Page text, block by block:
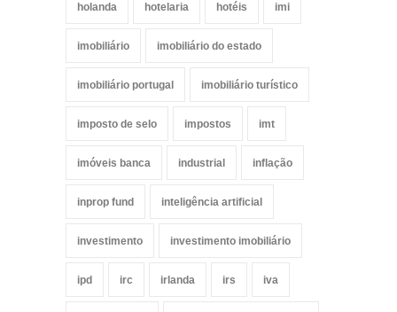
holanda hotelaria hotéis imi
imobiliário imobiliário do estado
imobiliário portugal imobiliário turístico
imposto de selo impostos imt
imóveis banca industrial inflação
inprop fund inteligência artificial
investimento investimento imobiliário
ipd irc irlanda irs iva